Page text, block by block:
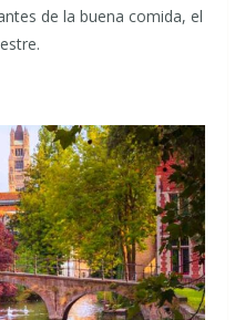
de la buena comida, el